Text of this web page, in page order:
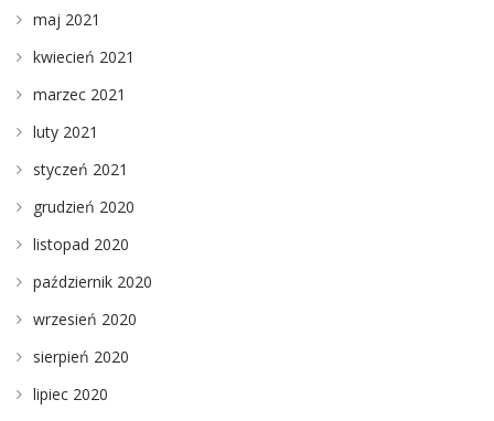
maj 2021
kwiecień 2021
marzec 2021
luty 2021
styczeń 2021
grudzień 2020
listopad 2020
październik 2020
wrzesień 2020
sierpień 2020
lipiec 2020